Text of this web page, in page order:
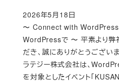
〜 Connect with WordPress
WordPressで 〜 平素より弊
だき、誠にありがとうござい
ラテジー株式会社は、
を対象としたイベント「
Published
2026年5月18日